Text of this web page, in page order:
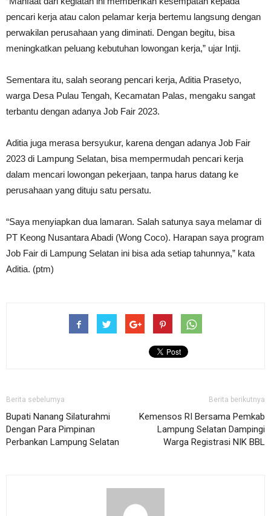
pencari kerja atau calon pelamar kerja bertemu langsung dengan
perwakilan perusahaan yang diminati. Dengan begitu, bisa
meningkatkan peluang kebutuhan lowongan kerja,” ujar Intji.
Sementara itu, salah seorang pencari kerja, Aditia Prasetyo,
warga Desa Pulau Tengah, Kecamatan Palas, mengaku sangat
terbantu dengan adanya Job Fair 2023.
Aditia juga merasa bersyukur, karena dengan adanya Job Fair
2023 di Lampung Selatan, bisa mempermudah pencari kerja
dalam mencari lowongan pekerjaan, tanpa harus datang ke
perusahaan yang dituju satu persatu.
“Saya menyiapkan dua lamaran. Salah satunya saya melamar di
PT Keong Nusantara Abadi (Wong Coco). Harapan saya program
Job Fair di Lampung Selatan ini bisa ada setiap tahunnya,” kata
Aditia. (ptm)
Berita sebelumya
Bupati Nanang Silaturahmi
Dengan Para Pimpinan
Perbankan Lampung Selatan
Berita berikutnya
Kemensos RI Bersama Pemkab
Lampung Selatan Dampingi
Warga Registrasi NIK BBL